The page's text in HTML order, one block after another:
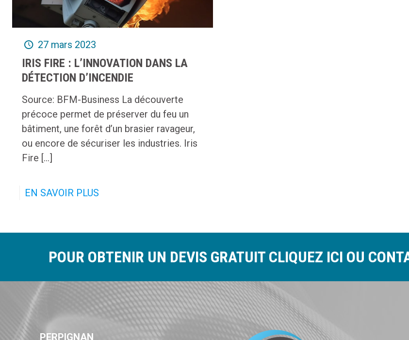
27 mars 2023
IRIS FIRE : L’INNOVATION DANS LA
DÉTECTION D’INCENDIE
Source: BFM-Business La découverte
précoce permet de préserver du feu un
bâtiment, une forêt d’un brasier ravageur,
ou encore de sécuriser les industries. Iris
Fire [...]
EN SAVOIR PLUS
POUR OBTENIR UN DEVIS GRATUIT CLIQUEZ ICI OU
PERPIGNAN